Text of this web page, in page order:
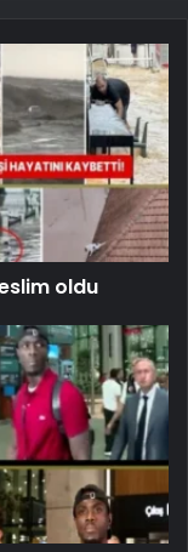
oldu